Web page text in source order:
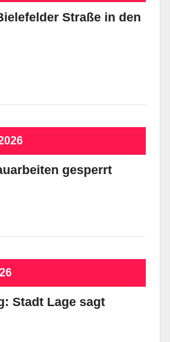
Straße in den
gesperrt
Stadt Lage sagt